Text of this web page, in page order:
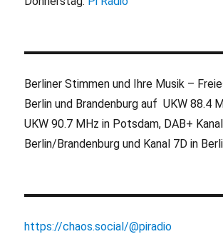
Berliner Stimmen und Ihre Musik –
Berlin und Brandenburg auf UKW 88.4
UKW 90.7 MHz in Potsdam, DAB+
Berlin/Brandenburg und Kanal 7D in
https://chaos.social/@piradio